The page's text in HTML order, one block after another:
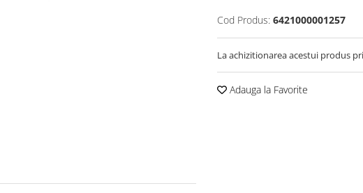
Cod Produs: 6421000001257
La achizitionarea acestui produs
Adauga la Favorite